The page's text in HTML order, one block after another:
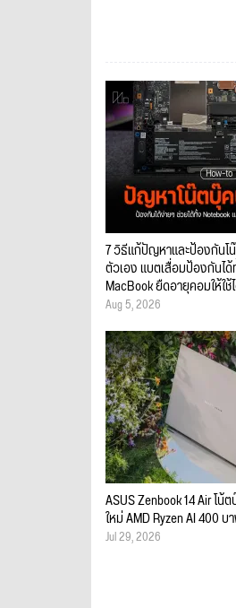
7 วิธีแก้ปัญหาและป้องกัน
ตัวเอง แบตเสื่อมป้องกันไ
MacBook ยืดอายุคอมให้ใ
Aug 5, 2026
ASUS Zenbook 14 Air โน้
ใหม่ AMD Ryzen AI 400
Jul 29, 2026